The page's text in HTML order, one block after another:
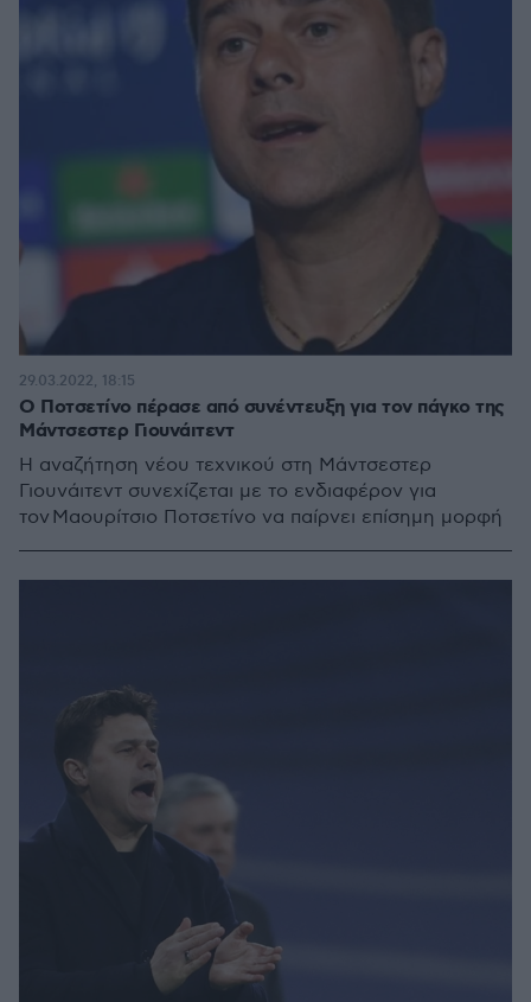
Ο Ποτσετίνο πέρασε από συνέντευξη για τον πάγκο της
Μάντσεστερ Γιουνάιτεντ
Η αναζήτηση νέου τεχνικού στη Μάντσεστερ
Γιουνάιτεντ συνεχίζεται με το ενδιαφέρον για
τον Μαουρίτσιο Ποτσετίνο να παίρνει επίσημη μορφή
29.03.2022, 18:15